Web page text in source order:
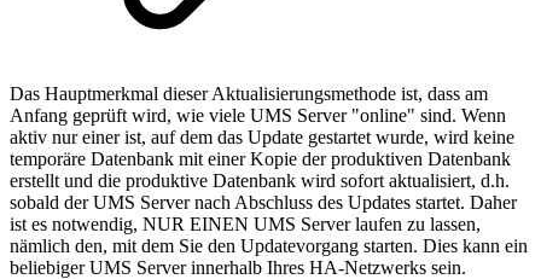
Das Hauptmerkmal dieser Aktualisierungsmethode ist, dass am
Anfang geprüft wird, wie viele UMS Server "online" sind. Wenn
aktiv nur einer ist, auf dem das Update gestartet wurde, wird keine
temporäre Datenbank mit einer Kopie der produktiven Datenbank
erstellt und die produktive Datenbank wird sofort aktualisiert, d.h.
sobald der UMS Server nach Abschluss des Updates startet. Daher
ist es notwendig, NUR EINEN UMS Server laufen zu lassen,
nämlich den, mit dem Sie den Updatevorgang starten. Dies kann ein
beliebiger UMS Server innerhalb Ihres HA-Netzwerks sein.